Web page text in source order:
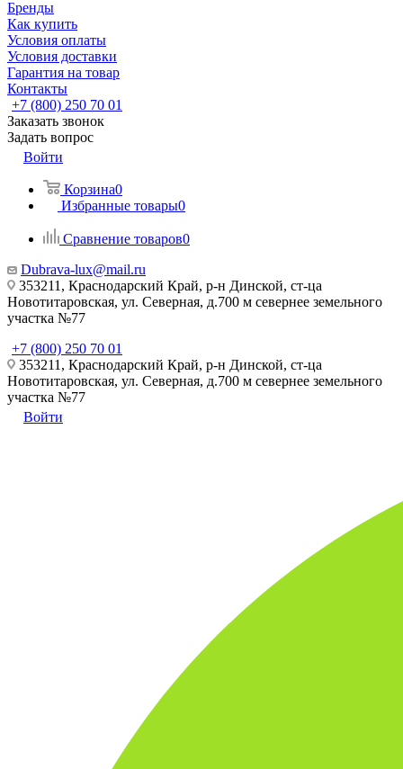
Бренды
Как купить
Условия оплаты
Условия доставки
Гарантия на товар
Контакты
+7 (800) 250 70 01
Заказать звонок
Задать вопрос
Войти
Корзина0
Избранные товары0
Сравнение товаров0
Dubrava-lux@mail.ru
353211, Краснодарский Край, р-н Динской, ст-ца
Новотитаровская, ул. Северная, д.700 м севернее земельного
участка №77
+7 (800) 250 70 01
353211, Краснодарский Край, р-н Динской, ст-ца
Новотитаровская, ул. Северная, д.700 м севернее земельного
участка №77
Войти